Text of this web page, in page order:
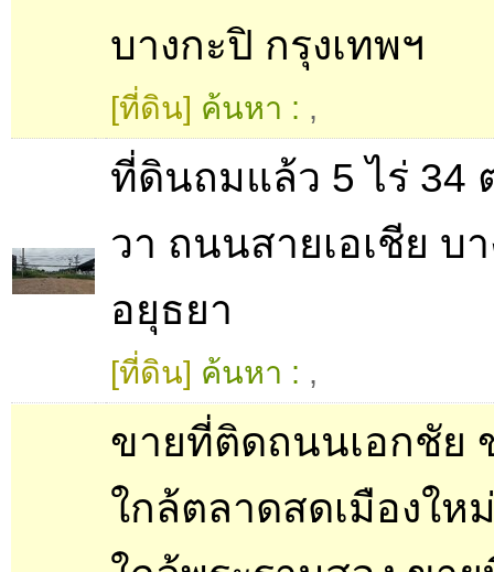
บางกะปิ กรุงเทพฯ
[ที่ดิน] ค้นหา : ,
ที่ดินถมแล้ว 5 ไร่ 34
วา ถนนสายเอเชีย บ
อยุธยา
[ที่ดิน] ค้นหา : ,
ขายที่ติดถนนเอกชัย
ใกล้ตลาดสดเมืองให